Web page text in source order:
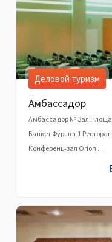
Деловой туризм
Амбассадор
Амбассадор № Зал
Банкет Фуршет 1
Конференц‑зал Orion ...